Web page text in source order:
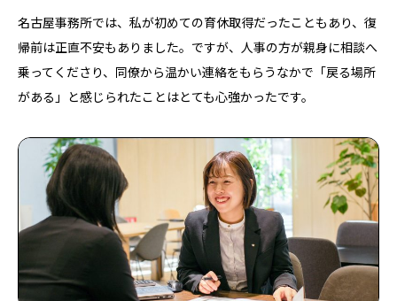
名古屋事務所では、私が初めての育休取得だったこともあり、復
帰前は正直不安もありました。ですが、人事の方が親身に相談へ
乗ってくださり、同僚から温かい連絡をもらうなかで「戻る場所
がある」と感じられたことはとても心強かったです。